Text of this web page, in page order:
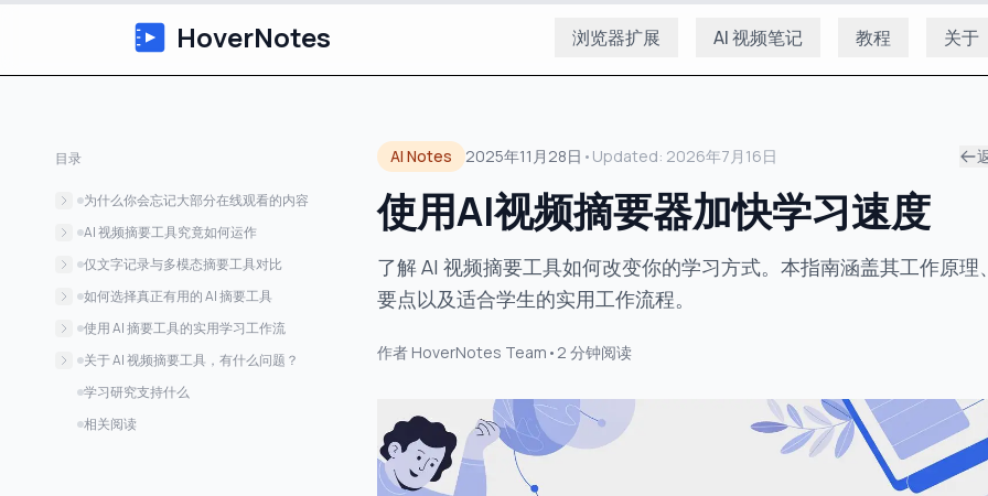
HoverNotes 浏览器扩展 AI 视频笔记 教程 关于
目录
为什么你会忘记大部分在线观看的内容
观看与学习之间的差距
用 AI 视频摘要工具弥合差距
AI 视频摘要工具究竟如何运作
仅依赖文字记录的方法
多模态 AI 方法
仅文字记录与多模态摘要工具对比
单纯听觉的局限
既看又听的优势
仅文字记录 vs 多模态 AI 摘要工具功能对
如何选择真正有用的 AI 摘要工具
优先保证准确性与相关性
精准可点击的时间戳
视觉上下文的截图
导出选项和数据所有权
使用 AI 摘要工具的实用学习工作流
备考学生的工作流
专业人士消化技术内容的工作流
关于 AI 视频摘要工具，有什么问题？
我能跳过视频只看 AI 摘要吗？
音频质量差或口音强怎么办？
学习研究支持什么
相关阅读
AI Notes 2025年11月28日 • Updated: 2026年7月16日
使用AI视频摘要器加快学习速度
了解 AI 视频摘要工具如何改变你的学习方式。本指南涵盖其工作原理
要点以及适合学生的实用工作流程。
作者 HoverNotes Team • 2 分钟阅读